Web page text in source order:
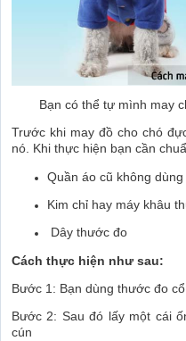
Bạn có thể tự mình may
Trước khi may đồ cho chó
nó. Khi thực hiện bạn cần
Quần áo cũ không dùng
Kim chỉ hay máy khâu
Dây thước đo
Cách thực hiện như sau:
Bước 1: Bạn dùng thước đo
Bước 2: Sau đó lấy một cái
cún